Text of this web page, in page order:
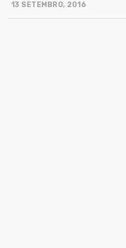
13 SETEMBRO, 2016